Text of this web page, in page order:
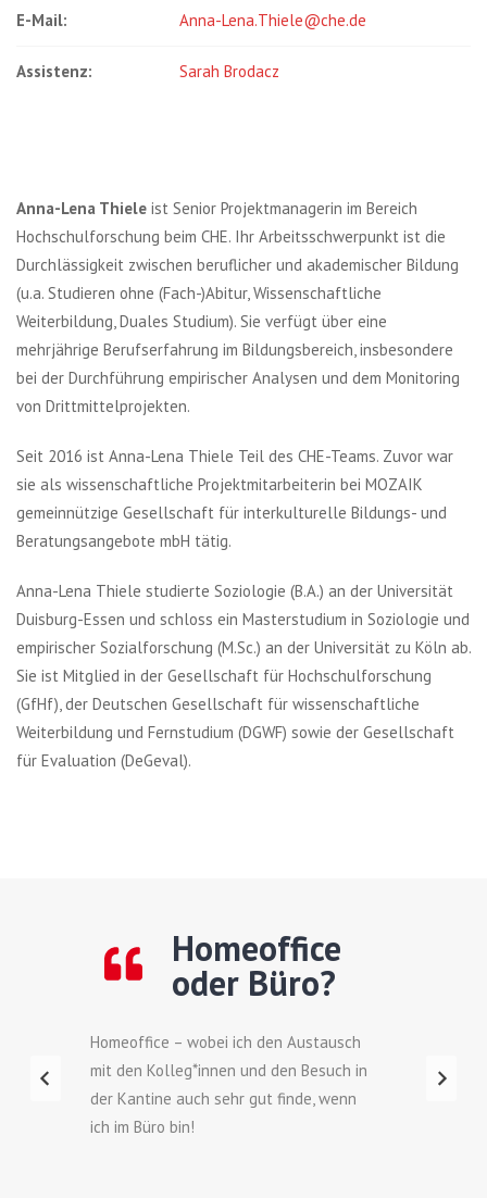
E-Mail: Anna-Lena.Thiele@che.de
Assistenz: Sarah Brodacz
Anna-Lena Thiele ist Senior Projektmanagerin im Bereich
Hochschulforschung beim CHE. Ihr Arbeitsschwerpunkt ist die
Durchlässigkeit zwischen beruflicher und akademischer Bildung
(u.a. Studieren ohne (Fach-)Abitur, Wissenschaftliche
Weiterbildung, Duales Studium). Sie verfügt über eine
mehrjährige Berufserfahrung im Bildungsbereich, insbesondere
bei der Durchführung empirischer Analysen und dem Monitoring
von Drittmittelprojekten.
Seit 2016 ist Anna-Lena Thiele Teil des CHE-Teams. Zuvor war
sie als wissenschaftliche Projektmitarbeiterin bei MOZAIK
gemeinnützige Gesellschaft für interkulturelle Bildungs- und
Beratungsangebote mbH tätig.
Anna-Lena Thiele studierte Soziologie (B.A.) an der Universität
Duisburg-Essen und schloss ein Masterstudium in Soziologie und
empirischer Sozialforschung (M.Sc.) an der Universität zu Köln ab.
Sie ist Mitglied in der Gesellschaft für Hochschulforschung
(GfHf), der Deutschen Gesellschaft für wissenschaftliche
Weiterbildung und Fernstudium (DGWF) sowie der Gesellschaft
für Evaluation (DeGeval).
Homeoffice
oder Büro?
Homeoffice – wobei ich den Austausch
mit den Kolleg*innen und den Besuch in
der Kantine auch sehr gut finde, wenn
ich im Büro bin!